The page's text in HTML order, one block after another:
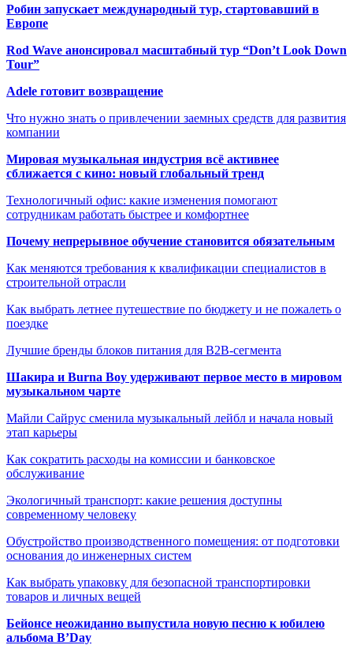
Робин запускает международный тур, стартовавший в
Европе
Rod Wave анонсировал масштабный тур “Don’t Look Down
Tour”
Adele готовит возвращение
Что нужно знать о привлечении заемных средств для развития
компании
Мировая музыкальная индустрия всё активнее
сближается с кино: новый глобальный тренд
Технологичный офис: какие изменения помогают
сотрудникам работать быстрее и комфортнее
Почему непрерывное обучение становится обязательным
Как меняются требования к квалификации специалистов в
строительной отрасли
Как выбрать летнее путешествие по бюджету и не пожалеть о
поездке
Лучшие бренды блоков питания для B2B-сегмента
Шакира и Burna Boy удерживают первое место в мировом
музыкальном чарте
Майли Сайрус сменила музыкальный лейбл и начала новый
этап карьеры
Как сократить расходы на комиссии и банковское
обслуживание
Экологичный транспорт: какие решения доступны
современному человеку
Обустройство производственного помещения: от подготовки
основания до инженерных систем
Как выбрать упаковку для безопасной транспортировки
товаров и личных вещей
Бейонсе неожиданно выпустила новую песню к юбилею
альбома B’Day